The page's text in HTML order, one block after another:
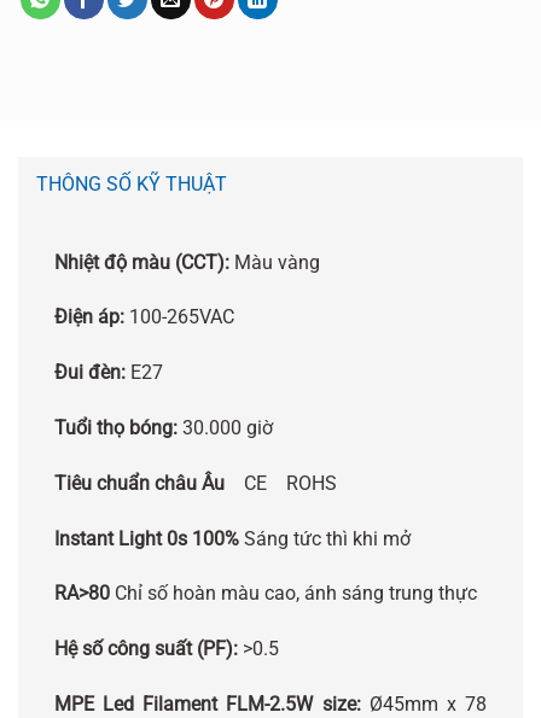
THÔNG SỐ KỸ THUẬT
Nhiệt độ màu (CCT): Màu vàng
Điện áp: 100-265VAC
Đui đèn: E27
Tuổi thọ bóng: 30.000 giờ
Tiêu chuẩn châu Âu CE ROHS
Instant Light 0s 100% Sáng tức thì khi mở
RA>80 Chỉ số hoàn màu cao, ánh sáng trung thực
Hệ số công suất (PF): >0.5
MPE Led Filament FLM-2.5W size:Ø45mm x 78